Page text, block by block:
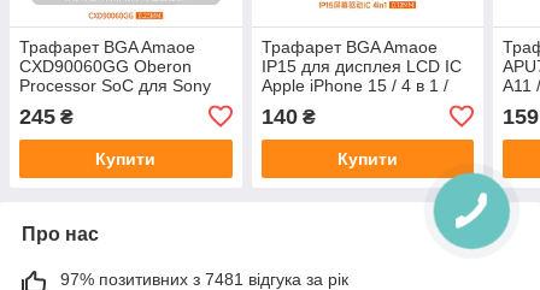
Трафарет BGA Amaoe
CXD90060GG Oberon
Processor SoC для Sony
Playstation 5 (0.25 mm) 45
x 45 x 1.9 mm
245 ₴
Купити
Трафарет BGA Amaoe
IP15 для дисплея LCD IC
Apple iPhone 15 / 4 в 1 /
140₴
Купити
A11
159
Про нас
97% позитивних з 7481 відгука за рік